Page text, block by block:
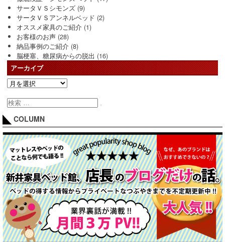
サータＶＳシモンズ (9)
サータＶＳアンネルベッド (2)
オススメ家具のご紹介 (1)
お客様のお声 (28)
納品事例のご紹介 (8)
脳梗塞、糖尿病からの脱出 (16)
アーカイブ
COLUMN